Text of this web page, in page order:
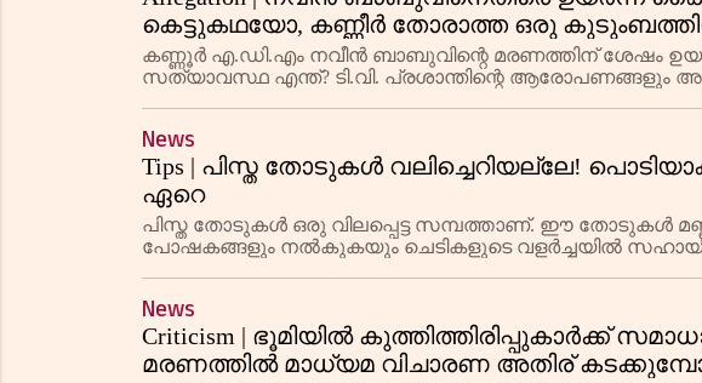
കെട്ടുകഥയോ, കണ്ണീർ തോരാത്ത ഒരു
വേട്ടയാടും?
കണ്ണൂർ എ.ഡി.എം നവീൻ ബാബുവിന്റെ മരണത്തിന് ശേഷം
സത്യാവസ്ഥ എന്ത്? ടി.വി. പ്രശാന്തിന്റെ ആരോപണങ്ങളും
News
Tips | പിസ്ത തോടുകൾ വലിച്ചെറിയല്ലേ!
ഏറെ
പിസ്ത തോടുകൾ ഒരു വിലപ്പെട്ട സമ്പത്താണ്. ഈ തോടുകൾ
പോഷകങ്ങളും നൽകുകയും ചെടികളുടെ വളർച്ചയിൽ
News
Criticism | ഭൂമിയിൽ കുത്തിത്തിരിപ്പുകാർക്ക്
മരണത്തിൽ മാധ്യമ വിചാരണ അതിര്